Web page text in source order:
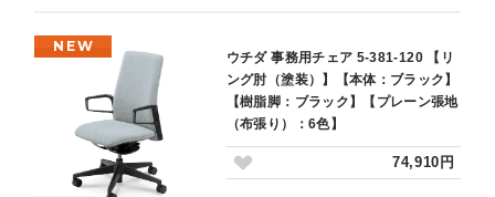
NEW
ウチダ 事務用チェア 5-381-120 【リ
ング肘（塗装）】【本体：ブラック】
【樹脂脚：ブラック】【プレーン張地
（布張り）：6色】
74,910円